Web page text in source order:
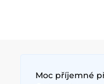
Moc příjemné